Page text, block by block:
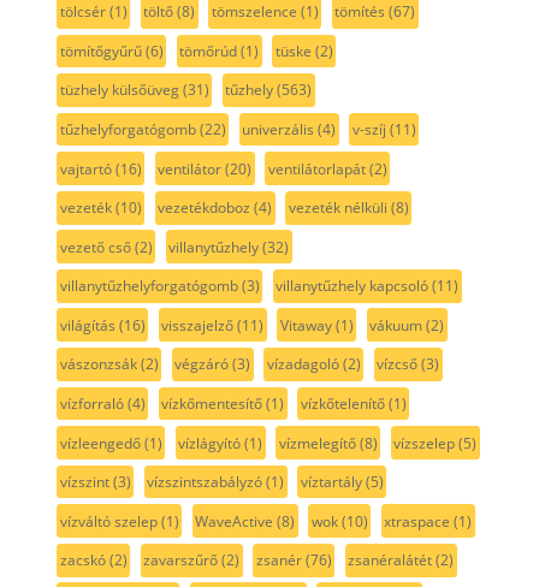
tölcsér(1) töltő(8) tömszelence (1) tömítés (67)
tömítőgyűrű(6) tömőrúd(1) tüske (2)
tüzhely külsőüveg(31) tűzhely(563)
tűzhelyforgatógomb(22) univerzális (4) v-szíj (11)
vajtartó(16) ventilátor(20) ventilátorlapát(2)
vezeték(10) vezetékdoboz (4) vezeték nélküli (8)
vezető cső(2) villanytűzhely(32)
villanytűzhelyforgatógomb(3) villanytűzhely kapcsoló(11)
világítás (16) visszajelző(11) Vitaway(1) vákuum(2)
vászonzsák(2) végzáró(3) vízadagoló(2) vízcső(3)
vízforraló(4) vízkőmentesítő(1) vízkőtelenítő(1)
vízleengedő(1) vízlágyító(1) vízmelegítő(8) vízszelep(5)
vízszint(3) vízszintszabályzó(1) víztartály(5)
vízváltó szelep(1) WaveActive (8) wok(10) xtraspace (1)
zacskó(2) zavarszűrő(2) zsanér(76) zsanéralátét(2)